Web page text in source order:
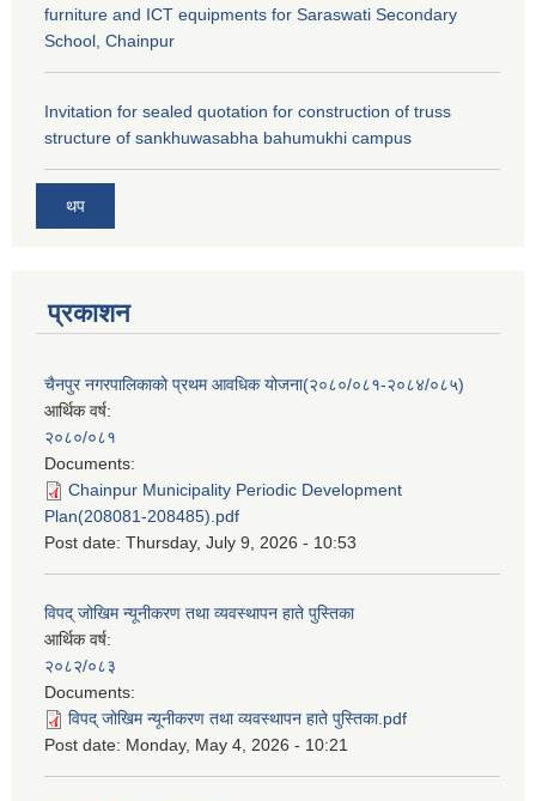
furniture and ICT equipments for Saraswati Secondary
School, Chainpur
Invitation for sealed quotation for construction of truss
structure of sankhuwasabha bahumukhi campus
थप
प्रकाशन
चैनपुर नगरपालिकाको प्रथम आवधिक योजना(२०८०/०८१-२०८४/०८५)
आर्थिक वर्ष:
२०८०/०८१
Documents:
Chainpur Municipality Periodic Development
Plan(208081-208485).pdf
Post date: Thursday, July 9, 2026 - 10:53
विपद् जोखिम न्यूनीकरण तथा व्यवस्थापन हाते पुस्तिका
आर्थिक वर्ष:
२०८२/०८३
Documents:
विपद् जोखिम न्यूनीकरण तथा व्यवस्थापन हाते पुस्तिका.pdf
Post date: Monday, May 4, 2026 - 10:21